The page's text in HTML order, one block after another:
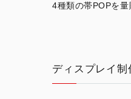
4種類の帯POPを量
ディスプレイ制